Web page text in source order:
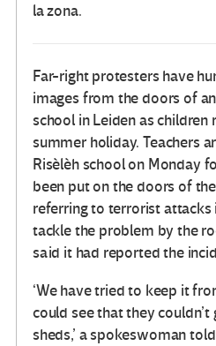
la zona.
Far-right protesters have
images from the doors of
school in Leiden as
summer holiday. Teachers
Risèlèh school on Monday
been put on the doors of
referring to terrorist attacks
tackle the problem by the
said it had reported the
‘We have tried to keep it
could see that they
sheds,’ a spokeswoman